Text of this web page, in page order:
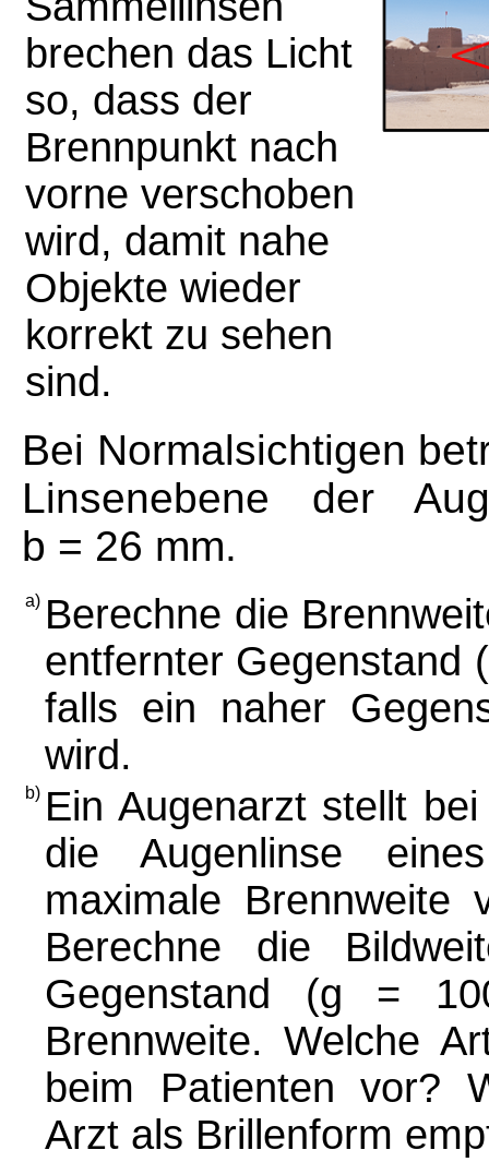
brechen das Licht
so, dass der
Brennpunkt nach
vorne verschoben
wird, damit nahe
Objekte wieder
korrekt zu sehen
sind.
Bei Normalsichtigen
Linsenebene der
b = 26 mm.
a) Berechne die
entfernter Gegenstand
falls ein naher
wird.
b) Ein Augenarzt stellt
die Augenlinse
maximale Brennweite
Berechne die
Gegenstand (g =
Brennweite. Welche
beim Patienten vor?
Arzt als Brillenform